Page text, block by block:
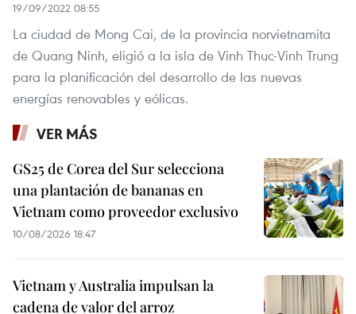
19/09/2022 08:55
La ciudad de Mong Cai, de la provincia norvietnamita
de Quang Ninh, eligió a la isla de Vinh Thuc-Vinh Trung
para la planificación del desarrollo de las nuevas
energías renovables y eólicas.
VER MÁS
GS25 de Corea del Sur selecciona
una plantación de bananas en
Vietnam como proveedor exclusivo
10/08/2026 18:47
Vietnam y Australia impulsan la
cadena de valor del arroz